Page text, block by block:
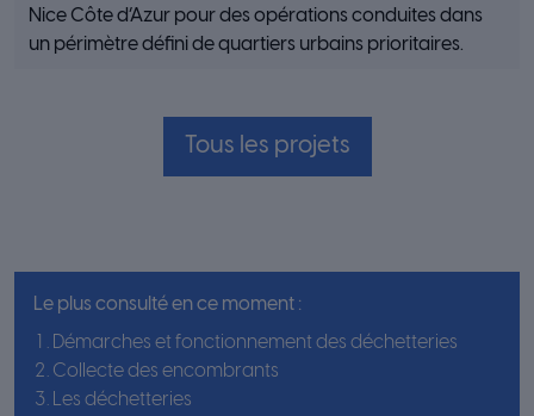
Nice Côte d’Azur pour des opérations conduites dans
un périmètre défini de quartiers urbains prioritaires.
Tous les projets
Le plus consulté en ce moment :
Démarches et fonctionnement des déchetteries
Collecte des encombrants
Les déchetteries